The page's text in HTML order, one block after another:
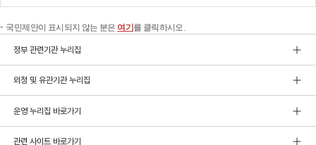
국민제안이 표시되지 않는 분은 여기 를 클릭하시오.
정부 관련기관 누리집
외청 및 유관기관 누리집
운영 누리집 바로가기
관련 사이트 바로가기